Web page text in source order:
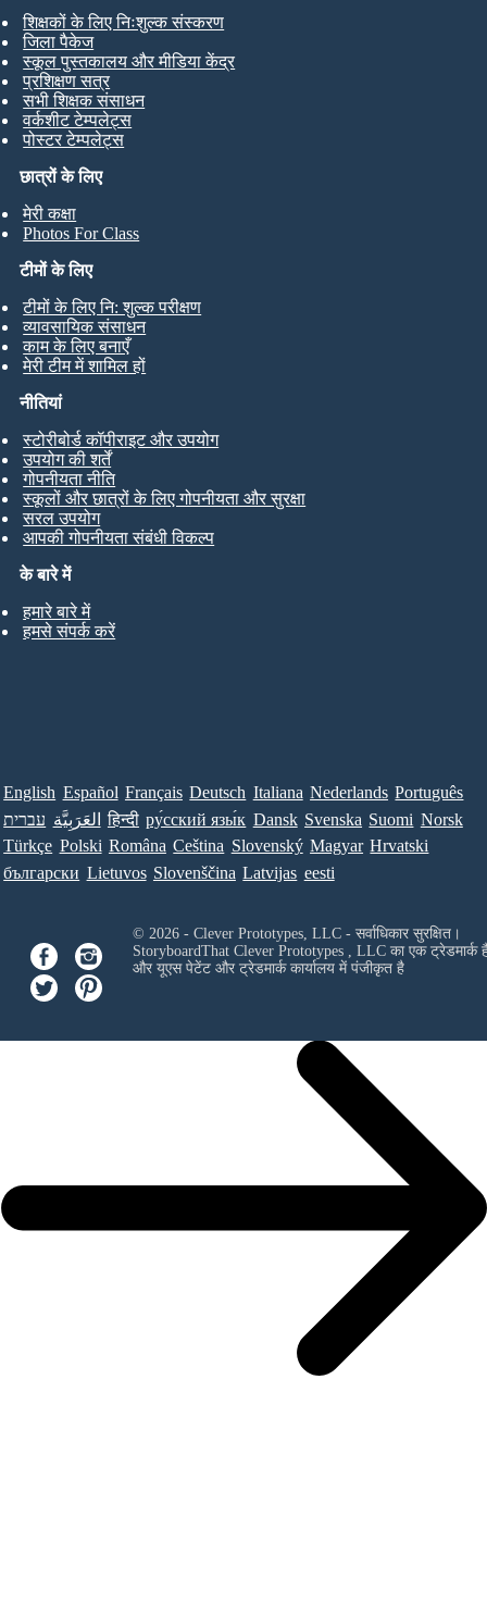
छात्रों के लिए
मेरी कक्षा
Photos For Class
शिक्षकों के लिए निःशुल्क संस्करण
जिला पैकेज
स्कूल पुस्तकालय और मीडिया केंद्र
प्रशिक्षण सत्र
सभी शिक्षक संसाधन
वर्कशीट टेम्पलेट्स
पोस्टर टेम्पलेट्स
टीमों के लिए
टीमों के लिए नि: शुल्क परीक्षण
व्यावसायिक संसाधन
काम के लिए बनाएँ
मेरी टीम में शामिल हों
के बारे में
हमारे बारे में
हमसे संपर्क करें
नीतियां
स्टोरीबोर्ड कॉपीराइट और उपयोग
उपयोग की शर्तें
गोपनीयता नीति
स्कूलों और छात्रों के लिए गोपनीयता और सुरक्षा
सरल उपयोग
आपकी गोपनीयता संबंधी विकल्प
English Español Français Deutsch Italiana Nederlands Português
עברית العَرَبِيَّة हिन्दी ру́сский язы́к Dansk Svenska Suomi Norsk
Türkçe Polski Româna Ceština Slovenský Magyar Hrvatski
български Lietuvos Slovenščina Latvijas eesti
© 2026 - Clever Prototypes, LLC - सर्वाधिकार सुरक्षित।
StoryboardThat Clever Prototypes , LLCका एक ट्रेडमार्क
और यूएस पेटेंट और ट्रेडमार्क कार्यालय में पंजीकृत है